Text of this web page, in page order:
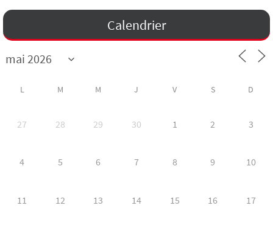
Calendrier
L M M J V S D
27 28 29 30 1 2 3
4 5 6 7 8 9 10
11 12 13 14 15 16 17